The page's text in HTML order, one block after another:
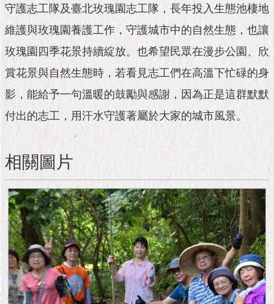
告
隱
私
權
及
訊
安
全
聯
絡
我
們
（陳
情
系
統
守護志工隊及臺北玫瑰園志工隊，長年投入生態池棲地
維護與玫瑰園養護工作，守護城市中的自然生態，也讓
玫瑰園四季花景持續綻放。也希望民眾在漫步公園、欣
賞花景與自然生態時，若看見志工們在高溫下忙碌的身
影，能給予一句溫暖的鼓勵與感謝，因為正是這群默默
付出的志工，用汗水守護著屬於大家的城市風景。
相關圖片